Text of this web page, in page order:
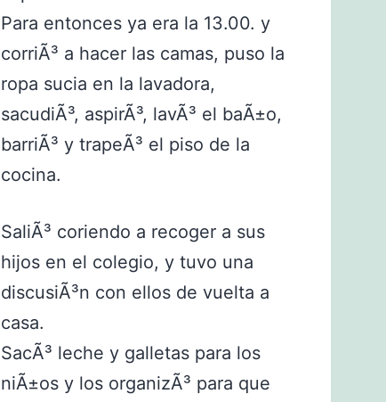
Para entonces ya era la 13.00. y
corriÃ³ a hacer las camas, puso la
ropa sucia en la lavadora,
sacudiÃ³, aspirÃ³, lavÃ³ el baÃ±o,
barriÃ³ y trapeÃ³ el piso de la
cocina.
SaliÃ³ coriendo a recoger a sus
hijos en el colegio, y tuvo una
discusiÃ³n con ellos de vuelta a
casa.
SacÃ³ leche y galletas para los
niÃ±os y los organizÃ³ para que